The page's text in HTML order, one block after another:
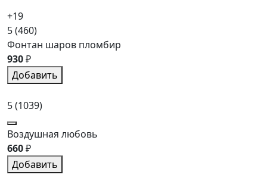
+19
5(460)
Фонтан шаров пломбир
930₽
Добавить
5(1039)
Воздушная любовь
660₽
Добавить